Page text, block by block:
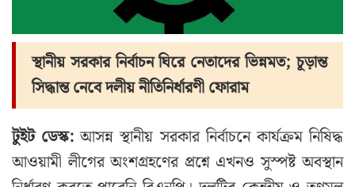
স্থানীয় সরকার নির্বাচন ঘিরে নেতাদের ভিন্নমত; চূড়ান্ত
সিদ্ধান্ত নেবে দলীয় নীতিনির্ধারণী ফোরাম
টুইট ডেস্ক: আসন্ন স্থানীয় সরকার নির্বাচনে কার্যক্রম নিষিদ্ধ
আওয়ামী লীগের অংশগ্রহণের প্রশ্নে এখনও সুস্পষ্ট অবস্থান